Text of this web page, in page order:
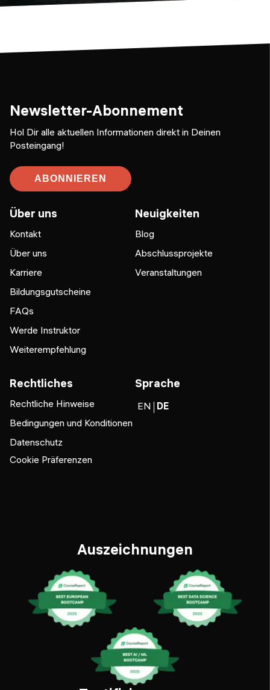
Newsletter-Abonnement
Hol Dir alle aktuellen Informationen direkt in Deinen
Posteingang!
ABONNIEREN
Über uns
Kontakt
Über uns
Karriere
Bildungsgutscheine
FAQs
Werde Instruktor
Weiterempfehlung
Neuigkeiten
Blog
Abschlussprojekte
Veranstaltungen
Rechtliches
Rechtliche Hinweise
Bedingungen und Konditionen
Datenschutz
Cookie Präferenzen
Sprache
EN DE
Auszeichnungen